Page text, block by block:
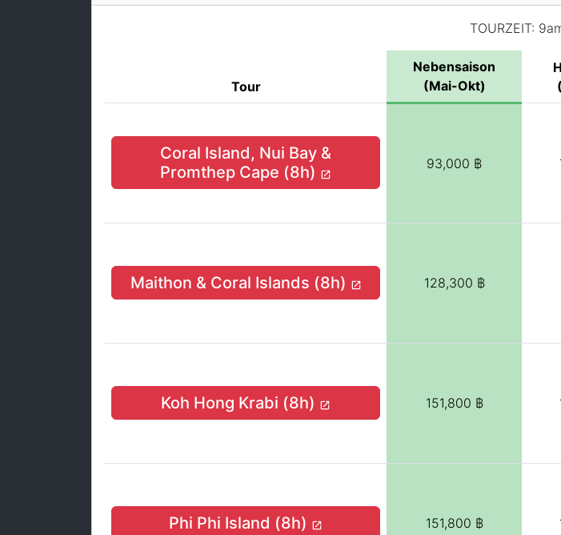
TOURZEIT:
Tour
Nebensaison
(Mai-Okt)
Coral Island, Nui Bay &
Promthep Cape (8h)
93,000 ฿
Maithon & Coral Islands (8h) 128,300 ฿
Koh Hong Krabi (8h) 151,800 ฿
Phi Phi Island (8h) 151,800 ฿